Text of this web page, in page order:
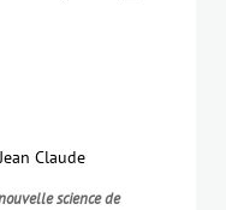
Jean Claude
science de